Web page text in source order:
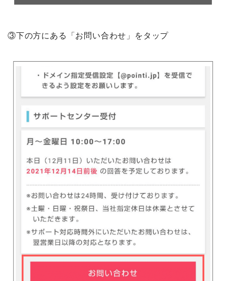
③下の方にある「お問い合わせ」をタップ